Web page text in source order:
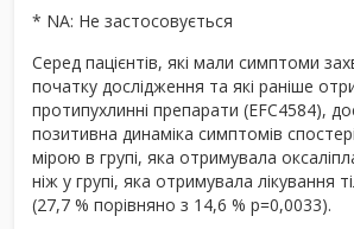
* NA: Не застосовується
Серед пацієнтів, які мали симптоми
початку дослідження та які раніше
протипухлинні препарати (ЕFС4584),
позитивна динаміка симптомів
мірою в групі, яка отримувала
ніж у групі, яка отримувала лікування
(27,7 % порівняно з 14,6 % р=0,0033).